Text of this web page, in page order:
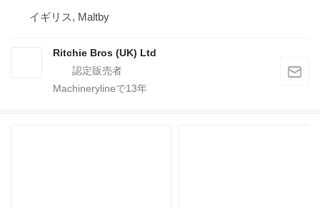
イギリス, Maltby
Ritchie Bros (UK) Ltd
Machinerylineで13年